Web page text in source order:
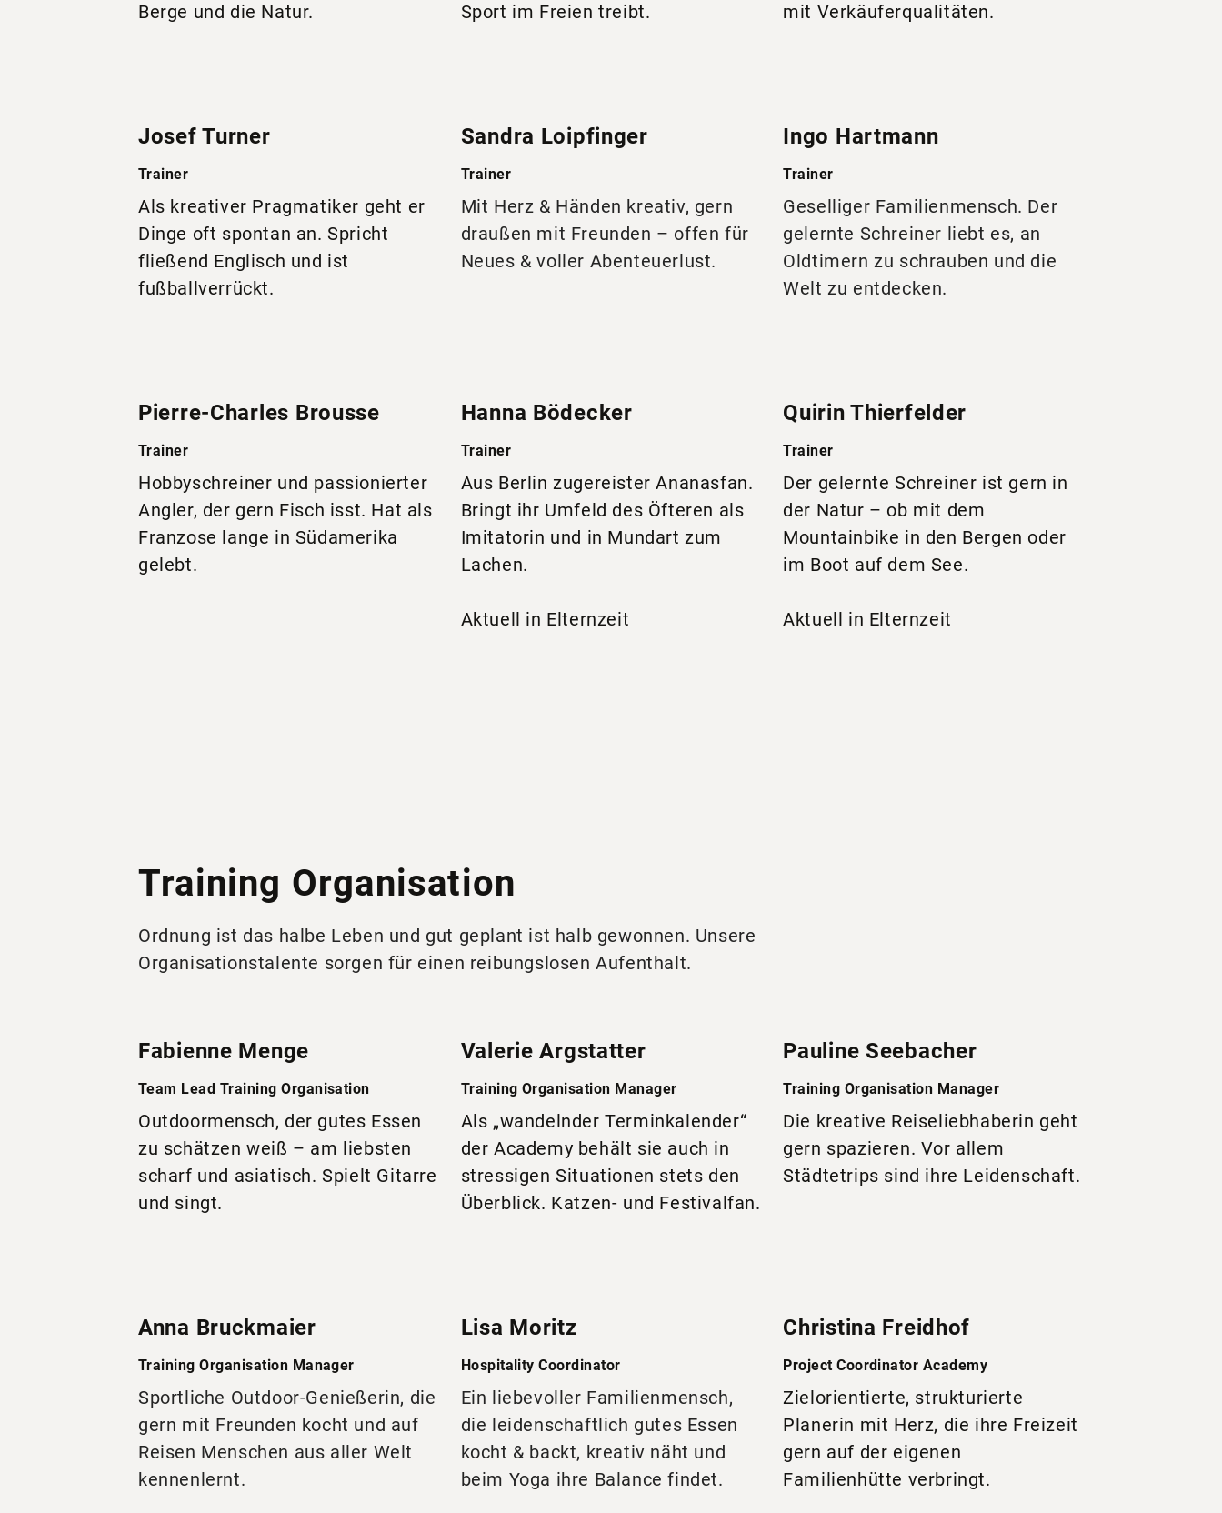
Berge und die Natur.
Sport im Freien treibt.
mit Verkäuferqualitäten.
Josef Turner
Trainer
Als kreativer Pragmatiker geht er
Dinge oft spontan an. Spricht
fließend Englisch und ist
fußballverrückt.
Sandra Loipfinger
Trainer
Mit Herz & Händen kreativ, gern
draußen mit Freunden – offen für
Neues & voller Abenteuerlust.
Ingo Hartmann
Trainer
Geselliger Familienmensch. Der
gelernte Schreiner liebt es, an
Oldtimern zu schrauben und die
Welt zu entdecken.
Pierre-Charles Brousse
Trainer
Hobbyschreiner und passionierter
Angler, der gern Fisch isst. Hat als
Franzose lange in Südamerika
gelebt.
Hanna Bödecker
Trainer
Aus Berlin zugereister Ananasfan.
Bringt ihr Umfeld des Öfteren als
Imitatorin und in Mundart zum
Lachen.
Aktuell in Elternzeit
Quirin Thierfelder
Trainer
Der gelernte Schreiner ist gern in
der Natur – ob mit dem
Mountainbike in den Bergen oder
im Boot auf dem See.
Aktuell in Elternzeit
Training Organisation
Ordnung ist das halbe Leben und gut geplant ist halb gewonnen. Unsere
Organisationstalente sorgen für einen reibungslosen Aufenthalt.
Fabienne Menge
Team Lead Training Organisation
Outdoormensch, der gutes Essen
zu schätzen weiß – am liebsten
scharf und asiatisch. Spielt Gitarre
und singt.
Valerie Argstatter
Training Organisation Manager
Als „wandelnder Terminkalender“
der Academy behält sie auch in
stressigen Situationen stets den
Überblick. Katzen- und Festivalfan.
Pauline Seebacher
Training Organisation Manager
Die kreative Reiseliebhaberin geht
gern spazieren. Vor allem
Städtetrips sind ihre Leidenschaft.
Anna Bruckmaier
Training Organisation Manager
Sportliche Outdoor-Genießerin, die
gern mit Freunden kocht und auf
Reisen Menschen aus aller Welt
kennenlernt.
Lisa Moritz
Hospitality Coordinator
Ein liebevoller Familienmensch,
die leidenschaftlich gutes Essen
kocht & backt, kreativ näht und
beim Yoga ihre Balance findet.
Christina Freidhof
Project Coordinator Academy
Zielorientierte, strukturierte
Planerin mit Herz, die ihre Freizeit
gern auf der eigenen
Familienhütte verbringt.